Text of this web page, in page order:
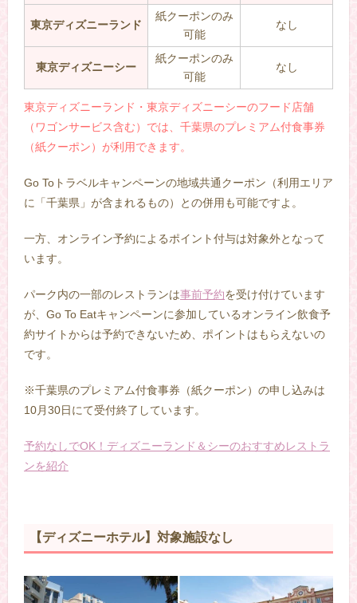
東京ディズニーランド
紙クーポンのみ
可能
なし
東京ディズニーシー
紙クーポンのみ
可能
なし
東京ディズニーランド・東京ディズニーシーのフード店舗
（ワゴンサービス含む）では、千葉県のプレミアム付食事券
（紙クーポン）が利用できます。
Go Toトラベルキャンペーンの地域共通クーポン（利用エリア
に「千葉県」が含まれるもの）との併用も可能ですよ。
一方、オンライン予約によるポイント付与は対象外となって
います。
パーク内の一部のレストランは事前予約を受け付けています
が、Go To Eatキャンペーンに参加しているオンライン飲食予
約サイトからは予約できないため、ポイントはもらえないの
です。
※千葉県のプレミアム付食事券（紙クーポン）の申し込みは
10月30日にて受付終了しています。
予約なしでOK！ディズニーランド＆シーのおすすめレストラ
ンを紹介
【ディズニーホテル】対象施設なし